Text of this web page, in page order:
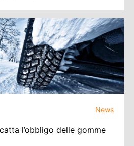
News
l’obbligo delle gomme